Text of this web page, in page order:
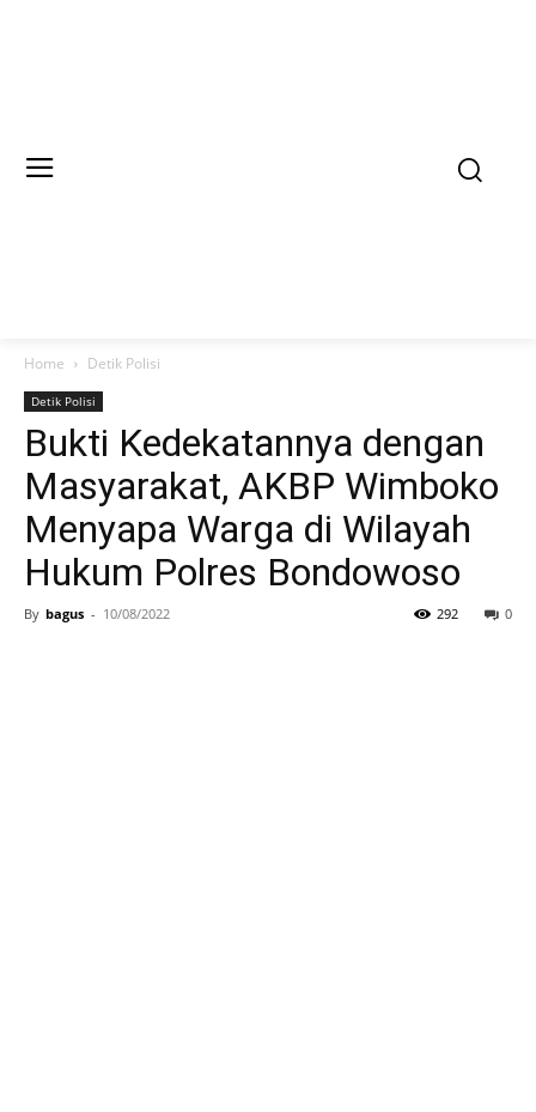
Home Detik Polisi
Detik Polisi
Bukti Kedekatannya dengan
Masyarakat, AKBP Wimboko
Menyapa Warga di Wilayah
Hukum Polres Bondowoso
By bagus - 10/08/2022 0
292